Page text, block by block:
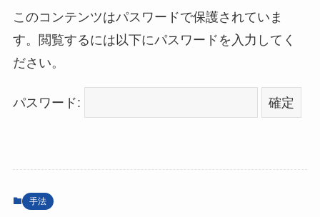
このコンテンツはパスワードで保護されていま
す。閲覧するには以下にパスワードを入力してく
ださい。
パスワード:
手法